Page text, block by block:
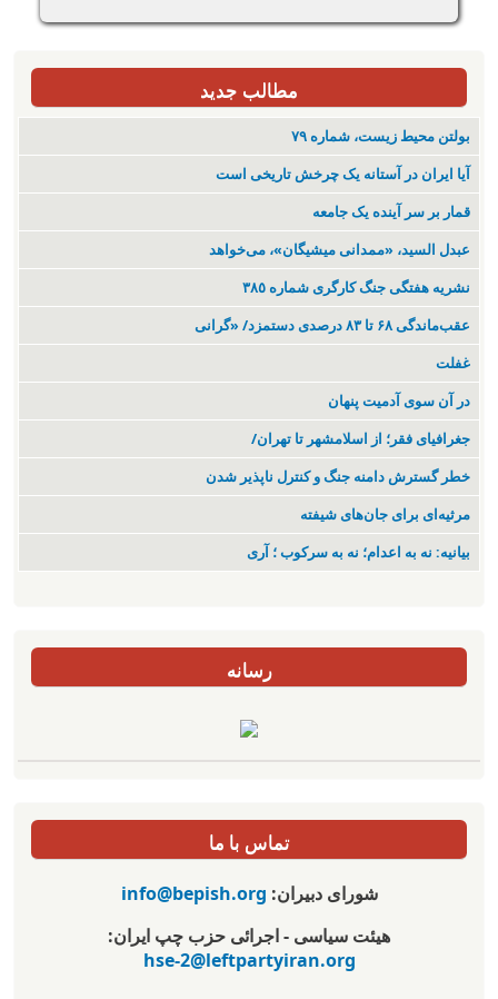
مطالب جدید
بولتن محیط زیست، شماره ۷۹
آیا ایران در آستانه یک چرخش تاریخی است
قمار بر سر آینده یک جامعه
عبدل السید، «ممدانی میشیگان»، می‌خواهد
نشریە هفتگی جنگ کارگری شمارە ٣٨٥
عقب‌ماندگی ۶۸ تا ۸۳ درصدی دستمزد/ «گرانی
غفلت
در آن سوی آدمیت پنهان
جغرافیای فقر؛ از اسلامشهر تا تهران/
خطر گسترش دامنه جنگ و کنترل ناپذیر شدن
مرثیه‌ای برای جان‌های شیفته
بیانیه: نه به اعدام؛ نه به سرکوب ؛ آری
رسانه
تماس با ما
شورای دبیران:info@bepish.org
هیئت سیاسی - اجرائی حزب چپ ایران:
hse-2@leftpartyiran.org